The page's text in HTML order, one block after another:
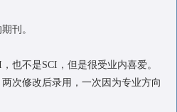
刊。
也不是SCI，但是很受业内喜爱。
次修改后录用，一次因为专业方向